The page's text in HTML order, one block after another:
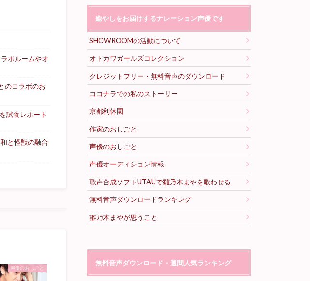
ボルームやオ
のコラボのお
試食レポート
と怪獣の融合
声優のおしごと
癒やしをお届けするナレーション声優です
SHOWROOMの活動について
オトカワガールズコレクション
クレジットフリー・無料音声のダウンロード
ココナラでの私のストーリー
京都利休園
作家のおしごと
声優のおしごと
声優オーディション情報
歌声合成ソフトUTAUで雛乃木まやを歌わせる
無料音声ダウンロードランキング
雛乃木まやが思うこと
無料音声ダウンロード・週間人気ランキング